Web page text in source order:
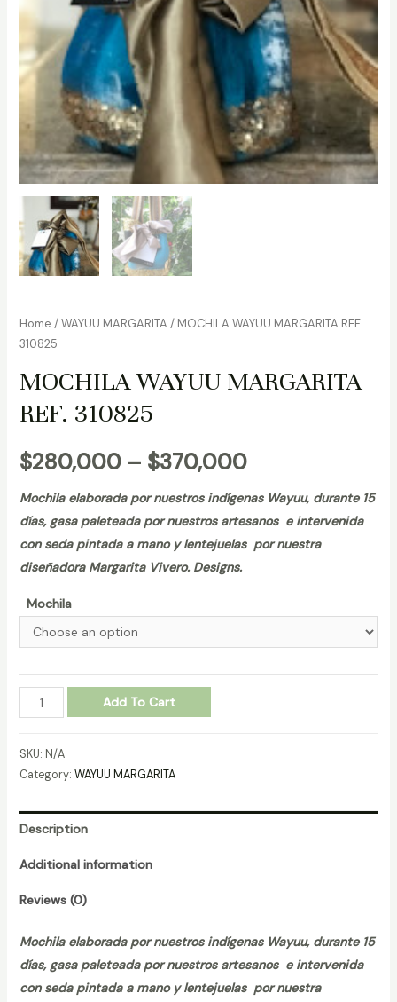
Home /WAYUU MARGARITA / MOCHILA WAYUU MARGARITA REF.
310825
MOCHILA WAYUU MARGARITA
REF. 310825
$280,000– $370,000
Mochila elaborada por nuestros indígenas Wayuu, durante 15
días, gasa paleteada por nuestros artesanos e intervenida
con seda pintada a mano y lentejuelas por nuestra
diseñadora Margarita Vivero. Designs.
Mochila
MOCHILA
WAYUU
REF.
quantity
Add To Cart
SKU: N/A
Category: WAYUU MARGARITA
Description
Additional information
Reviews (0)
Mochila elaborada por nuestros indígenas Wayuu, durante 15
días, gasa paleteada por nuestros artesanos e intervenida
con seda pintada a mano y lentejuelas por nuestra